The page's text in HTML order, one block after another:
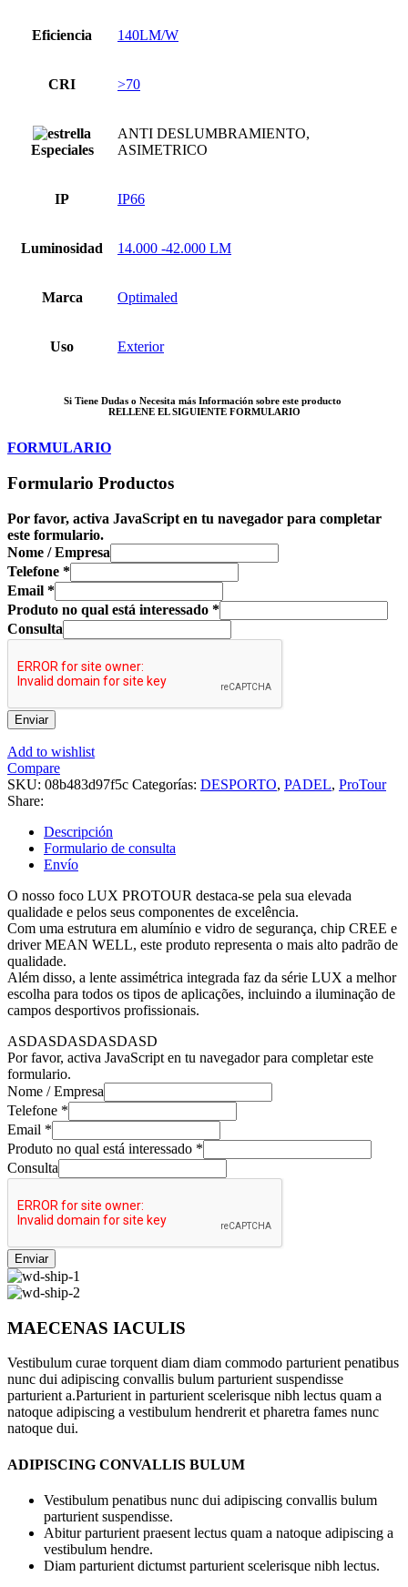
Eficiencia 140LM/W
CRI >70
Especiales
ANTI DESLUMBRAMIENTO,
ASIMETRICO
IP IP66
Luminosidad 14.000 -42.000 LM
Marca Optimaled
Uso Exterior
Si Tiene Dudas o Necesita más Información sobre este producto
RELLENE EL SIGUIENTE FORMULARIO
FORMULARIO
Formulario Productos
Por favor, activa JavaScript en tu navegador para completar
este formulario.
Nome / Empresa
Telefone *
Email *
Produto no qual está interessado *
Consulta
Enviar
Add to wishlist
Compare
SKU: 08b483d97f5c Categorías: DESPORTO, PADEL, ProTour
Share:
Descripción
Formulario de consulta
Envío
O nosso foco LUX PROTOUR destaca-se pela sua elevada
qualidade e pelos seus componentes de excelência.
Com uma estrutura em alumínio e vidro de segurança, chip CREE e
driver MEAN WELL, este produto representa o mais alto padrão de
qualidade.
Além disso, a lente assimétrica integrada faz da série LUX a melhor
escolha para todos os tipos de aplicações, incluindo a iluminação de
campos desportivos profissionais.
ASDASDASDASDASD
Por favor, activa JavaScript en tu navegador para completar este
formulario.
Nome / Empresa
Telefone *
Email *
Produto no qual está interessado *
Consulta
Enviar
MAECENAS IACULIS
Vestibulum curae torquent diam diam commodo parturient penatibus
nunc dui adipiscing convallis bulum parturient suspendisse
parturient a.Parturient in parturient scelerisque nibh lectus quam a
natoque adipiscing a vestibulum hendrerit et pharetra fames nunc
natoque dui.
ADIPISCING CONVALLIS BULUM
Vestibulum penatibus nunc dui adipiscing convallis bulum
parturient suspendisse.
Abitur parturient praesent lectus quam a natoque adipiscing a
vestibulum hendre.
Diam parturient dictumst parturient scelerisque nibh lectus.